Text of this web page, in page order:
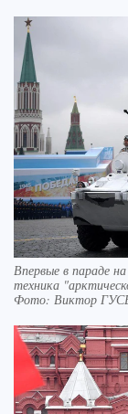
Впервые в параде
техника
Фото: Виктор